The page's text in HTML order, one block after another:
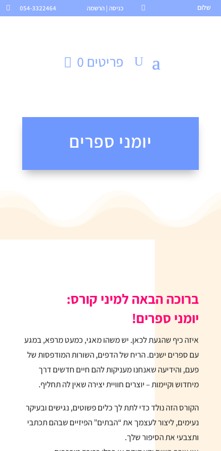
 054-3322464  כניסה | הרשמה שלום
פריטים 0
יומני ספרים
ברוכה הבאה למיני קורס:
יומני ספרים!
איזה כיף שהגעת לכאן. יש משהו מאגי, כמעט מרפא, במגע
עם ספרים ישנים. הריח של הדפים, השורות המודפסות של
פעם, והידיעה שאנחנו מעניקות להם חיים חדשים דרך
מיחדוש וקיימות – יוצרים חוויית יצירה שאין לה תחליף.
הקורס הזה נולד כדי לתת לך כלים פשוטים, נגישים ובעיקר
נעימים, ליצור לעצמך את “הבתים” הפיזיים שבהם תכתבי
ותצבעי את הסיפור שלך.